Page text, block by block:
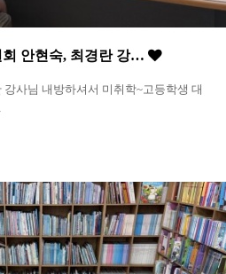
회 안현숙, 최경란 강…
사님 내방하셔서 미취학~고등학생 대